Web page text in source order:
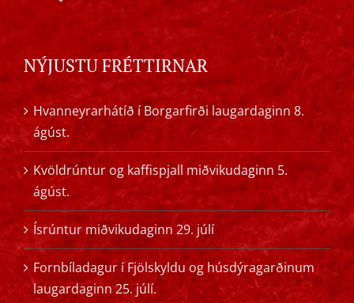
NÝJUSTU FRÉTTIRNAR
Hvanneyrarhátíð í Borgarfirði laugardaginn 8.
ágúst.
Kvöldrúntur og kaffispjall miðvikudaginn 5.
ágúst.
Ísrúntur miðvikudaginn 29. júlí
Fornbíladagur í Fjölskyldu og húsdýragarðinum
laugardaginn 25. júlí.